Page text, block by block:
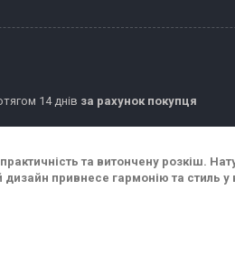
14 днів за рахунок покупця
та витончену розкіш.
привнесе гармонію та стиль